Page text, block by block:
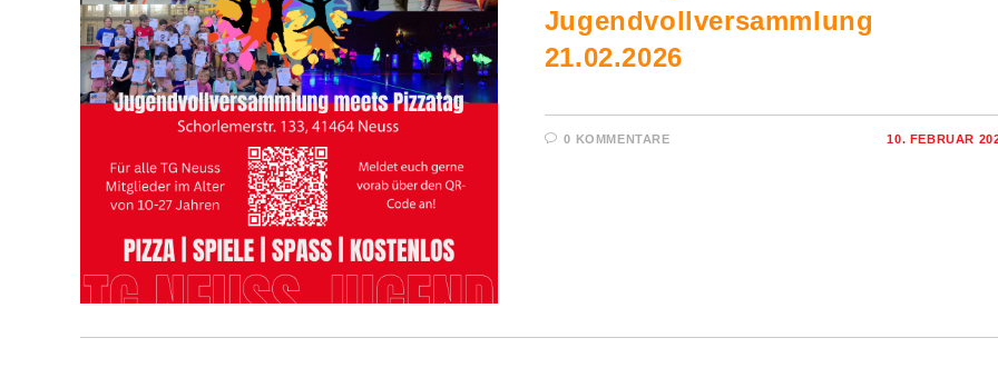
Jugendvollversammlung
21.02.2026
0 KOMMENTARE 10. FEBRUAR